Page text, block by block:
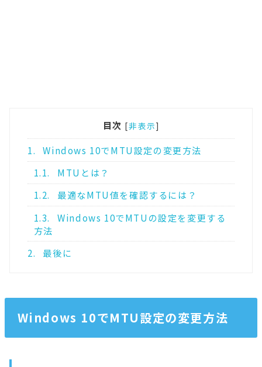
目次 [非表示]
1.
Windows 10でMTU設定の変更方法
1.1.
MTUとは？
1.2.
最適なMTU値を確認するには？
1.3.
Windows 10でMTUの設定を変更する
方法
2.
最後に
Windows 10でMTU設定の変更方法